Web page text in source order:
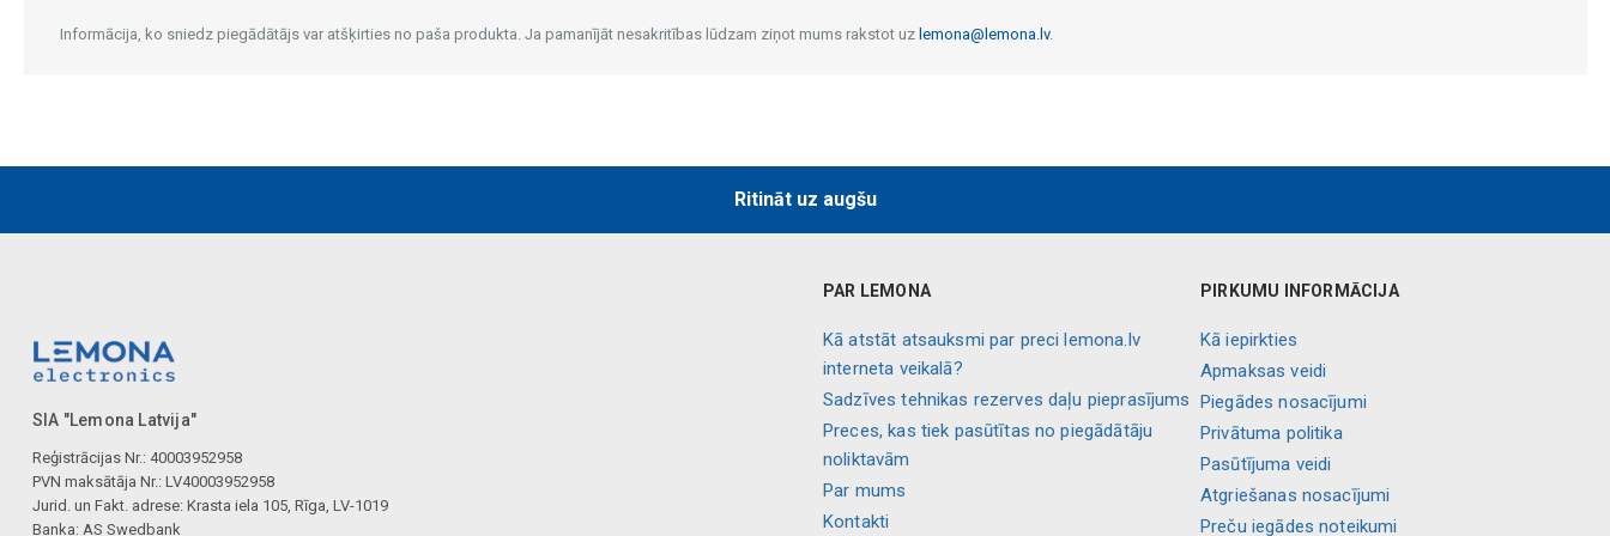
Informācija, ko sniedz piegādātājs var atšķirties no paša produkta. Ja pamanījāt nesakritības lūdzam ziņot mums rakstot uz lemona@lemona.lv.
Ritināt uz augšu
SIA "Lemona Latvija"
Reģistrācijas Nr.: 40003952958
PVN maksātāja Nr.: LV40003952958
Jurid. un Fakt. adrese: Krasta iela 105, Rīga, LV-1019
Banka: AS Swedbank
PAR LEMONA
Kā atstāt atsauksmi par preci lemona.lv
interneta veikalā?
Sadzīves tehnikas rezerves daļu pieprasījums
Preces, kas tiek pasūtītas no piegādātāju
noliktavām
Par mums
Kontakti
PIRKUMU INFORMĀCIJA
Kā iepirkties
Apmaksas veidi
Piegādes nosacījumi
Privātuma politika
Pasūtījuma veidi
Atgriešanas nosacījumi
Preču iegādes noteikumi